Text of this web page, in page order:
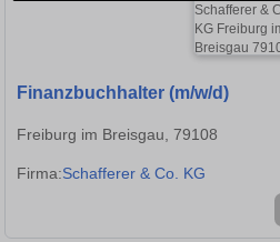
Finanzbuchhalter (m/w/d)
Freiburg im Breisgau, 79108
Firma:Schafferer & Co. KG